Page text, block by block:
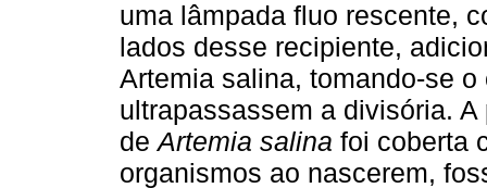
uma lâmpada fluo rescente,
lados desse recipiente,
Artemia salina, tomando-se
ultrapassassem a divisória.
deArtemia salina foi coberta
organismos ao nascerem,